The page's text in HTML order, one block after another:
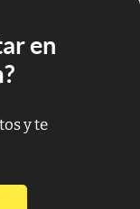
en
y te
en nueva pestaña